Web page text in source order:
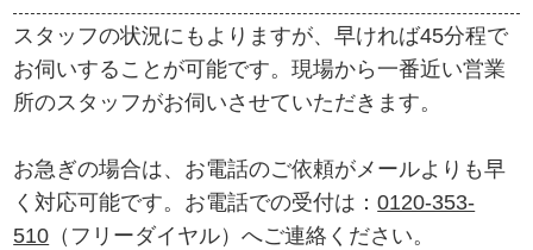
スタッフの状況にもよりますが、早ければ45分程で
お伺いすることが可能です。現場から一番近い営業
所のスタッフがお伺いさせていただきます。
お急ぎの場合は、お電話のご依頼がメールよりも早
く対応可能です。お電話での受付は：0120-353-
510 （フリーダイヤル）へご連絡ください。